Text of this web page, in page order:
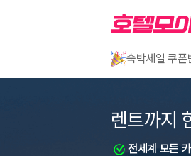
2000만 이용고객이 선택한 제주 렌트카
숙박세일 쿠폰
렌트까지
전세계 모든